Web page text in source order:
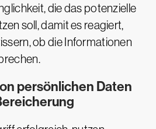
die das potenzielle
soll, damit es reagiert,
ob die Informationen
persönlichen Daten